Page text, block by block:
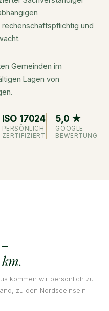
und
Gemeinden im
Lagen von
ISO 17024
PERSÖNLICH
ZERTIFIZIERT
5,0 ★
GOOGLE-
BEWERTUNG
kommen wir persönlich zu
zu den Nordseeinseln